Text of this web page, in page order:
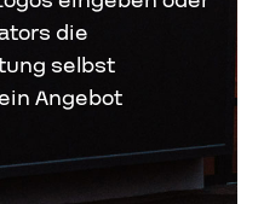
die
selbst
Angebot